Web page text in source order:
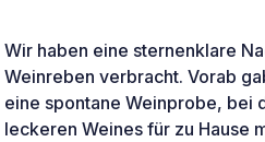
Wir haben eine sternenklare
Weinreben verbracht. Vorab
eine spontane Weinprobe, bei
leckeren Weines für zu Hause